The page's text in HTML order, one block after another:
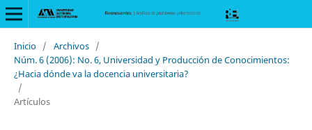
Inicio / Archivos /
Núm. 6 (2006): No. 6, Universidad y Producción de Conocimientos:
¿Hacia dónde va la docencia universitaria?
/
Artículos